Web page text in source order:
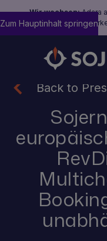
Wir wachsen:Adara
Zukunft des
Zum Hauptinhalt springen
Back to